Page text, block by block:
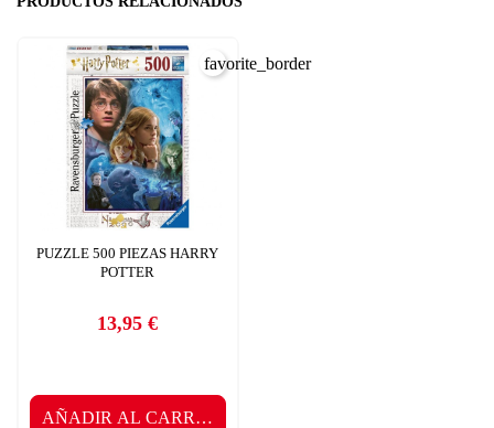
PUZZLE 500 PIEZAS HARRY
POTTER
Precio
13,95 €
AÑADIR AL CARRITO
favorite_border